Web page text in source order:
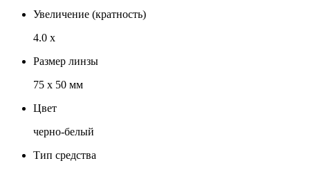
Увеличение (кратность)
4.0 х
Размер линзы
75 х 50 мм
Цвет
черно-белый
Тип средства